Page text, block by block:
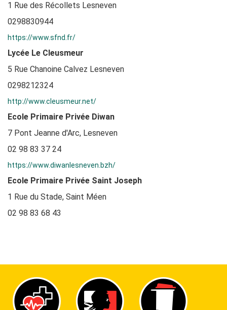
1 Rue des Récollets Lesneven
0298830944
https://www.sfnd.fr/
Lycée Le Cleusmeur
5 Rue Chanoine Calvez Lesneven
0298212324
http://www.cleusmeur.net/
Ecole Primaire Privée Diwan
7 Pont Jeanne d'Arc, Lesneven
02 98 83 37 24
https://www.diwanlesneven.bzh/
Ecole Primaire Privée Saint Joseph
1 Rue du Stade, Saint Méen
02 98 83 68 43